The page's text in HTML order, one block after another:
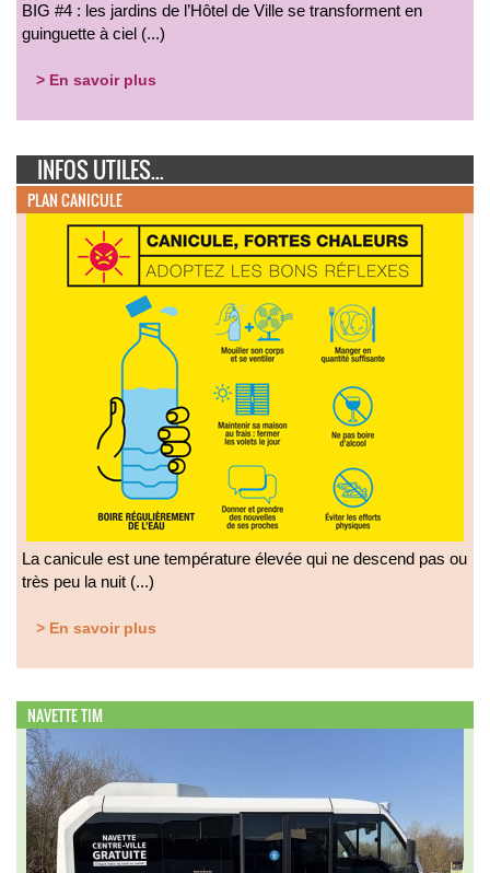
BIG #4 : les jardins de l’Hôtel de Ville se transforment en
guinguette à ciel (...)
> En savoir plus
INFOS UTILES...
PLAN CANICULE
La canicule est une température élevée qui ne descend pas ou
très peu la nuit (...)
> En savoir plus
NAVETTE TIM